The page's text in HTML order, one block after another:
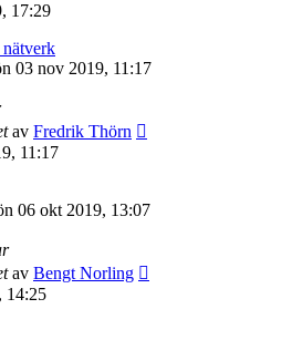
17:29
03 nov 2019, 11:17
av Fredrik Thörn
11:17
06 okt 2019, 13:07
av Bengt Norling
14:25